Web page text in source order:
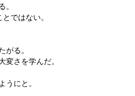
。
ではない。
がる。
変さを学んだ。
うにと。